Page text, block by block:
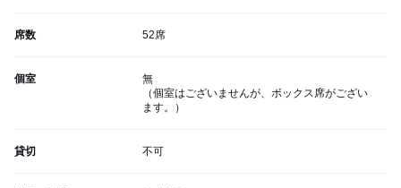
席数 52席
個室
無
（個室はございませんが、ボックス席がござい
ます。）
貸切 不可